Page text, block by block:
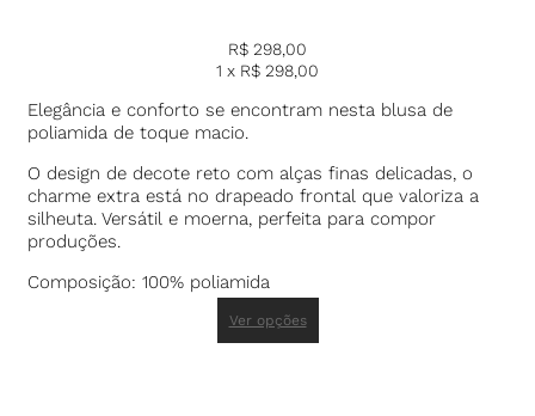
R$ 298,00
1 x R$ 298,00
Elegância e conforto se encontram nesta blusa de
poliamida de toque macio.
O design de decote reto com alças finas delicadas, o
charme extra está no drapeado frontal que valoriza a
silheuta. Versátil e moerna, perfeita para compor
produções.
Composição: 100% poliamida
Ver opções